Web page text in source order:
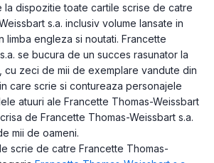
la dispozitie toate cartile scrise de catre
s.a. inclusiv volume lansate in
limba engleza si noutati. Francette
se bucura de un succes rasunator la
cu zeci de mii de exemplare vandute din
care scrie si contureaza personajele
atuuri ale Francette Thomas-Weissbart
de Francette Thomas-Weissbart s.a.
mii de oameni.
scrie de catre Francette Thomas-